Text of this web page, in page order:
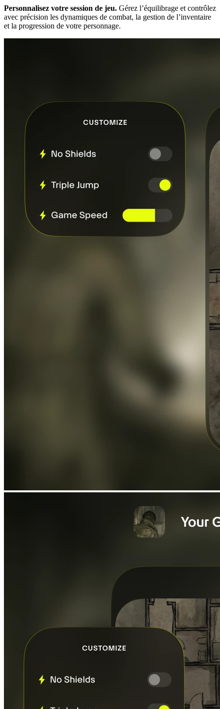
Personnalisez votre session de jeu. Gérez l’équilibrage et contrôlez
avec précision les dynamiques de combat, la gestion de l’inventaire
et la progression de votre personnage.